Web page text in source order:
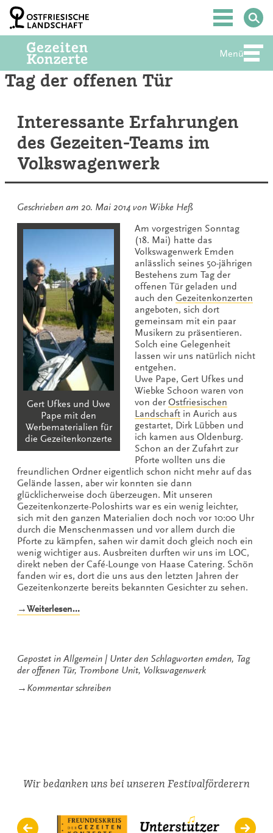
Zum
Inhalt
springen
Hauptmenü
Menü
Tag der offenen Tür
Interessante Erfahrungen
des Gezeiten-Teams im
Volkswagenwerk
Geschrieben am 20. Mai 2014 von Wibke Heß
Gert Ufkes und Uwe
Pape mit den
Werbematerialien für
die Gezeitenkonzerte
Am vorgestrigen Sonntag
(18. Mai) hatte das
Volkswagenwerk Emden
anlässlich seines 50-jährigen
Bestehens zum Tag der
offenen Tür geladen und
auch den Gezeitenkonzerten
angeboten, sich dort
gemeinsam mit ein paar
Musikern zu präsentieren.
Solch eine Gelegenheit
lassen wir uns natürlich nicht
entgehen.
Uwe Pape, Gert Ufkes und
Wiebke Schoon waren von
von derOstfriesischen
Landschaft in Aurich aus
gestartet, Dirk Lübben und
ich kamen aus Oldenburg.
Schon an der Zufahrt zur
Pforte wollten uns die
freundlichen Ordner eigentlich schon nicht mehr auf das
Gelände lassen, aber wir konnten sie dann
glücklicherweise doch überzeugen. Mit unseren
Gezeitenkonzerte-Poloshirts war es ein wenig leichter,
sich mit den ganzen Materialien doch noch vor 10:00 Uhr
durch die Menschenmassen und vor allem durch die
Pforte zu kämpfen, sahen wir damit doch gleich noch ein
wenig wichtiger aus. Ausbreiten durften wir uns im LOC,
direkt neben der Café-Lounge von Haase Catering. Schön
fanden wir es, dort die uns aus den letzten Jahren der
Gezeitenkonzerte bereits bekannten Gesichter zu sehen.
→Weiterlesen…„Interessante
Teams
im
Volkswagenwerk“
Gepostet in Allgemein Unter den Schlagworten emden, Tag
der offenen Tür, Trombone Unit, Volkswagenwerk
→ Kommentar schreibenzu
Wir bedanken uns bei unseren Festivalförderern